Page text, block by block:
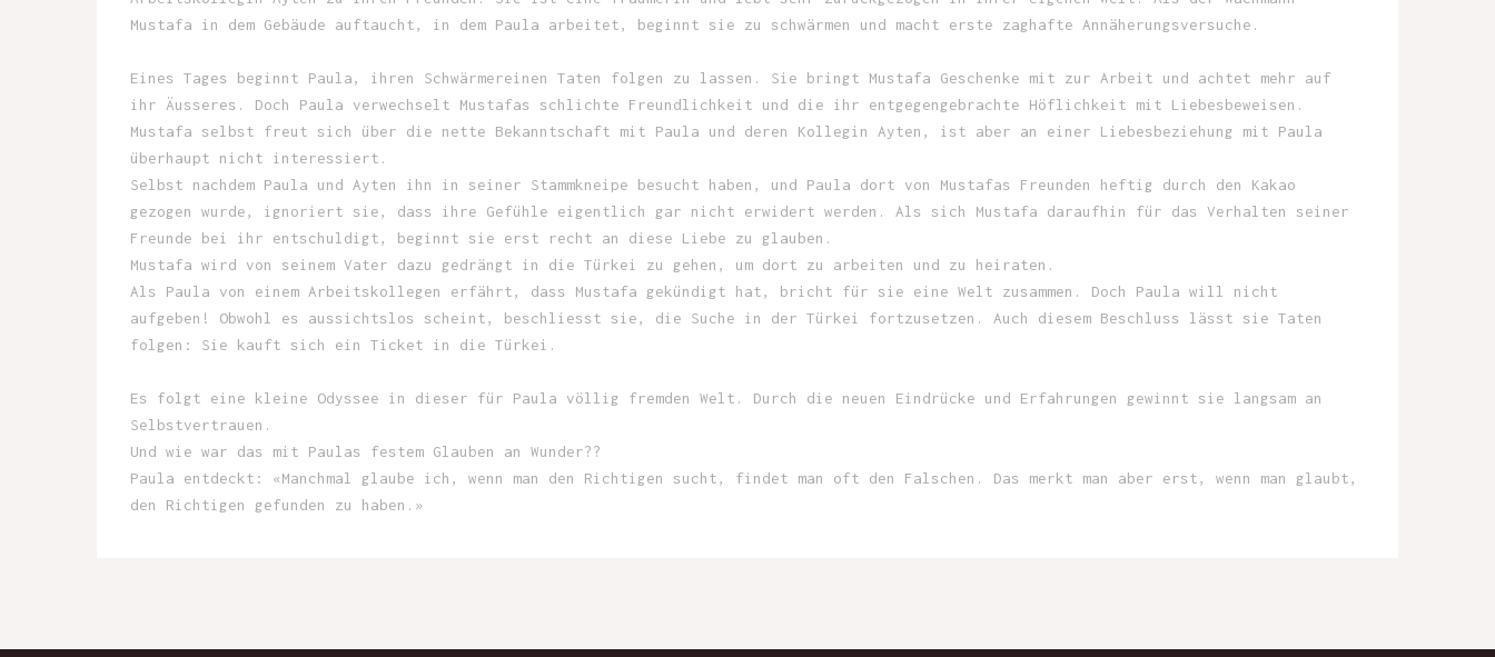
Mustafa in dem Gebäude auftaucht, in dem Paula arbeitet, beginnt sie zu schwärmen und macht erste zaghafte Annäherungsversuche.
Eines Tages beginnt Paula, ihren Schwärmereinen Taten folgen zu lassen. Sie bringt Mustafa Geschenke mit zur Arbeit und achtet mehr auf
ihr Äusseres. Doch Paula verwechselt Mustafas schlichte Freundlichkeit und die ihr entgegengebrachte Höflichkeit mit Liebesbeweisen.
Mustafa selbst freut sich über die nette Bekanntschaft mit Paula und deren Kollegin Ayten, ist aber an einer Liebesbeziehung mit Paula
überhaupt nicht interessiert.
Selbst nachdem Paula und Ayten ihn in seiner Stammkneipe besucht haben, und Paula dort von Mustafas Freunden heftig durch den Kakao
gezogen wurde, ignoriert sie, dass ihre Gefühle eigentlich gar nicht erwidert werden. Als sich Mustafa daraufhin für das Verhalten seiner
Freunde bei ihr entschuldigt, beginnt sie erst recht an diese Liebe zu glauben.
Mustafa wird von seinem Vater dazu gedrängt in die Türkei zu gehen, um dort zu arbeiten und zu heiraten.
Als Paula von einem Arbeitskollegen erfährt, dass Mustafa gekündigt hat, bricht für sie eine Welt zusammen. Doch Paula will nicht
aufgeben! Obwohl es aussichtslos scheint, beschliesst sie, die Suche in der Türkei fortzusetzen. Auch diesem Beschluss lässt sie Taten
folgen: Sie kauft sich ein Ticket in die Türkei.
Es folgt eine kleine Odyssee in dieser für Paula völlig fremden Welt. Durch die neuen Eindrücke und Erfahrungen gewinnt sie langsam an
Selbstvertrauen.
Und wie war das mit Paulas festem Glauben an Wunder??
Paula entdeckt: «Manchmal glaube ich, wenn man den Richtigen sucht, findet man oft den Falschen. Das merkt man aber erst, wenn man glaubt,
den Richtigen gefunden zu haben.»